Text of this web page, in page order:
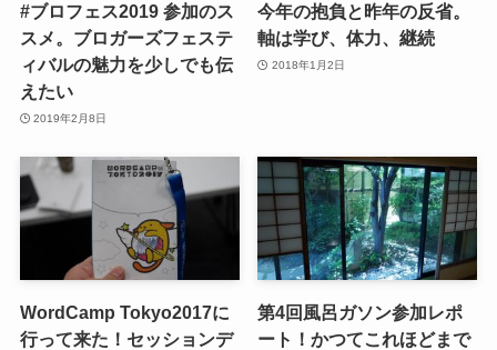
#ブロフェス2019 参加のス
スメ。ブロガーズフェステ
ィバルの魅力を少しでも伝
えたい
2019年2月8日
今年の抱負と昨年の反省。
軸は学び、体力、継続
2018年1月2日
WordCamp Tokyo2017に
行って来た！セッションデ
第4回風呂ガソン参加レポ
ート！かつてこれほどまで